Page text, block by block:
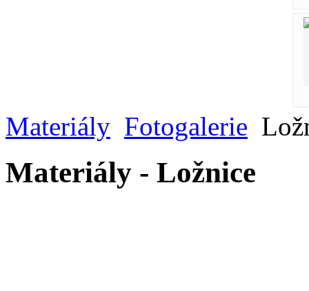
Materiály Fotogalerie
Materiály - Ložnice